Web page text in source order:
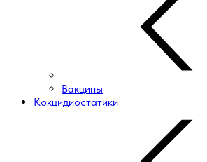
Вакцины
Кокцидиостатики